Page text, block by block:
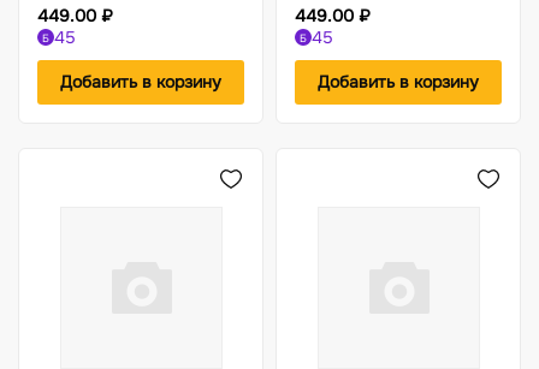
449.00 ₽
Б 45
Добавить в корзину
449.00 ₽
Б 45
Добавить в корзину